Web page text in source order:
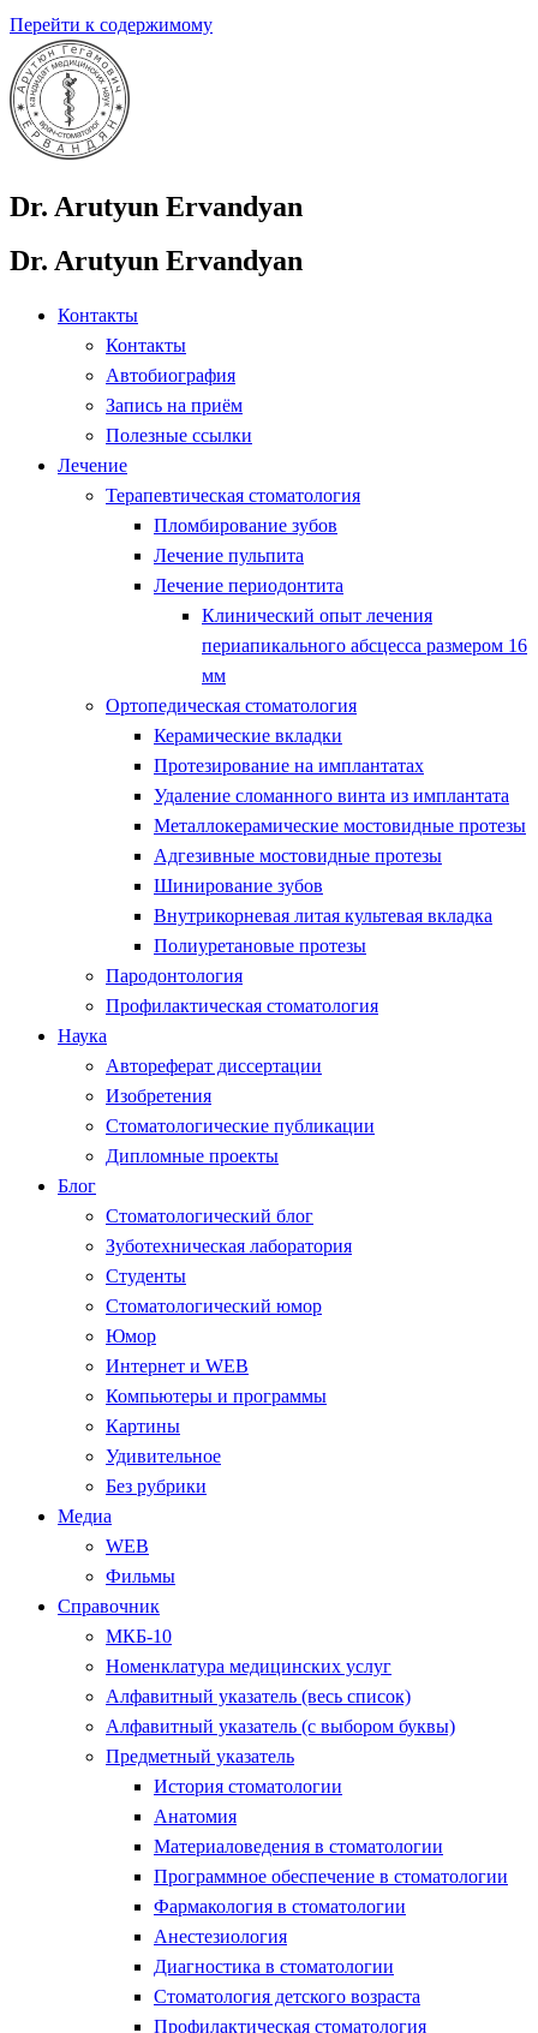
Перейти к содержимому
Dr. Arutyun Ervandyan
Dr. Arutyun Ervandyan
Контакты
Контакты
Автобиография
Запись на приём
Полезные ссылки
Лечение
Терапевтическая стоматология
Пломбирование зубов
Лечение пульпита
Лечение периодонтита
Клинический опыт лечения
периапикального абсцесса размером 16
мм
Ортопедическая стоматология
Керамические вкладки
Протезирование на имплантатах
Удаление сломанного винта из имплантата
Металлокерамические мостовидные протезы
Адгезивные мостовидные протезы
Шинирование зубов
Внутрикорневая литая культевая вкладка
Полиуретановые протезы
Пародонтология
Профилактическая стоматология
Наука
Автореферат диссертации
Изобретения
Стоматологические публикации
Дипломные проекты
Блог
Стоматологический блог
Зуботехническая лаборатория
Студенты
Стоматологический юмор
Юмор
Интернет и WEB
Компьютеры и программы
Картины
Удивительное
Без рубрики
Медиа
WEB
Фильмы
Справочник
МКБ-10
Номенклатура медицинских услуг
Алфавитный указатель (весь список)
Алфавитный указатель (с выбором буквы)
Предметный указатель
История стоматологии
Анатомия
Материаловедения в стоматологии
Программное обеспечение в стоматологии
Фармакология в стоматологии
Анестезиология
Диагностика в стоматологии
Стоматология детского возраста
Профилактическая стоматология